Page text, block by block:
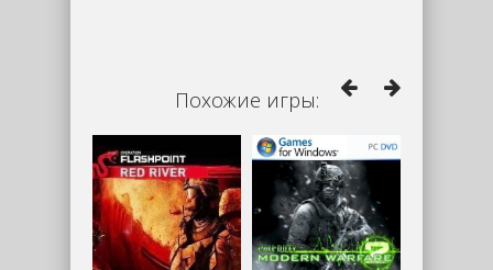
Похожие игры: